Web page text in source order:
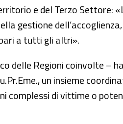
e del Terzo Settore:
gestione
a tutti gli altri».
delle Regioni coinvolte –
un insieme
complessi di vittime o